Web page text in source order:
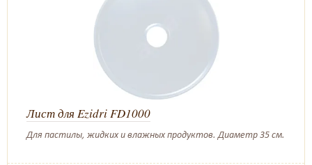
Лист для Ezidri FD1000
Для пастилы, жидких и влажных продуктов. Диаметр 35 см.